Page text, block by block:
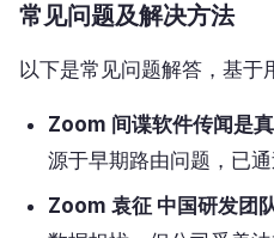
常见问题及解决方法
以下是常见问题解答，基于
Zoom 间谍软件传闻是
源于早期路由问题，已通
Zoom 袁征 中国研发团